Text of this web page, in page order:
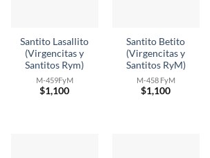
Santito Lasallito
(Virgencitas y
Santitos Rym)
M-459FyM
$1,100
Santito Betito
(Virgencitas y
Santitos RyM)
M-458 FyM
$1,100